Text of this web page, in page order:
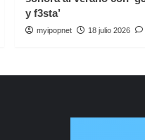
y f3sta’
myipopnet 18 julio 2026